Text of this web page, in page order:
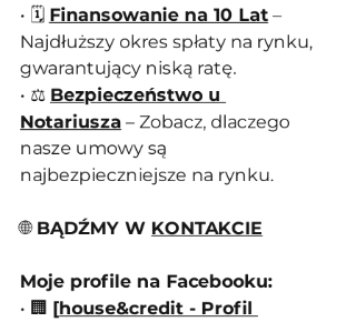
• 🗓️ Finansowanie na 10 Lat –
Najdłuższy okres spłaty na rynku,
gwarantujący niską ratę.
• ⚖️ Bezpieczeństwo u
Notariusza – Zobacz, dlaczego
nasze umowy są
najbezpieczniejsze na rynku.
🌐 BĄDŹMY W KONTAKCIE
Moje profile na Facebooku:
• 🏢 [house&credit - Profil